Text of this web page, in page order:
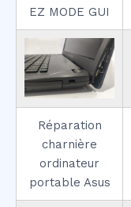
EZ MODE GUI
Réparation
charnière
ordinateur
portable Asus